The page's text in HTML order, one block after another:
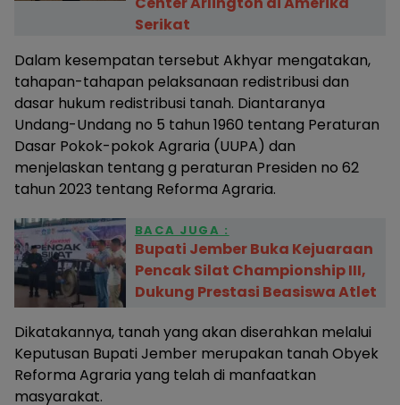
Serikat
Dalam kesempatan tersebut Akhyar mengatakan,
tahapan-tahapan pelaksanaan redistribusi dan
dasar hukum redistribusi tanah. Diantaranya
Undang-Undang no 5 tahun 1960 tentang Peraturan
Dasar Pokok-pokok Agraria (UUPA) dan
menjelaskan tentang g peraturan Presiden no 62
tahun 2023 tentang Reforma Agraria.
BACA JUGA :
Bupati Jember Buka Kejuaraan
Pencak Silat Championship III,
Dukung Prestasi Beasiswa Atlet
Dikatakannya, tanah yang akan diserahkan melalui
Keputusan Bupati Jember merupakan tanah Obyek
Reforma Agraria yang telah di manfaatkan
masyarakat.